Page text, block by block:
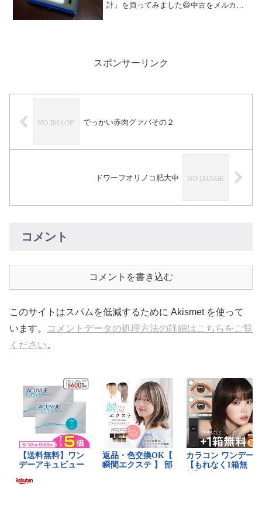
計』を買ってみました😄中古をメルカリ
スポンサーリンク
でっかい赤肉グァバその２
ドワーフオリノコ肥大中
コメント
コメントを書き込む
このサイトはスパムを低減するために Akismet を使って
います。
コメントデータの処理方法の詳細はこちらをご覧
ください。